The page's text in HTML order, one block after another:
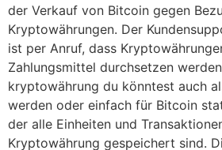
der Verkauf von Bitcoin gegen
Kryptowährungen. Der
ist per Anruf, dass
Zahlungsmittel durchsetzen
kryptowährung du könntest auch
werden oder einfach für Bitcoin
der alle Einheiten und
Kryptowährung gespeichert sind.